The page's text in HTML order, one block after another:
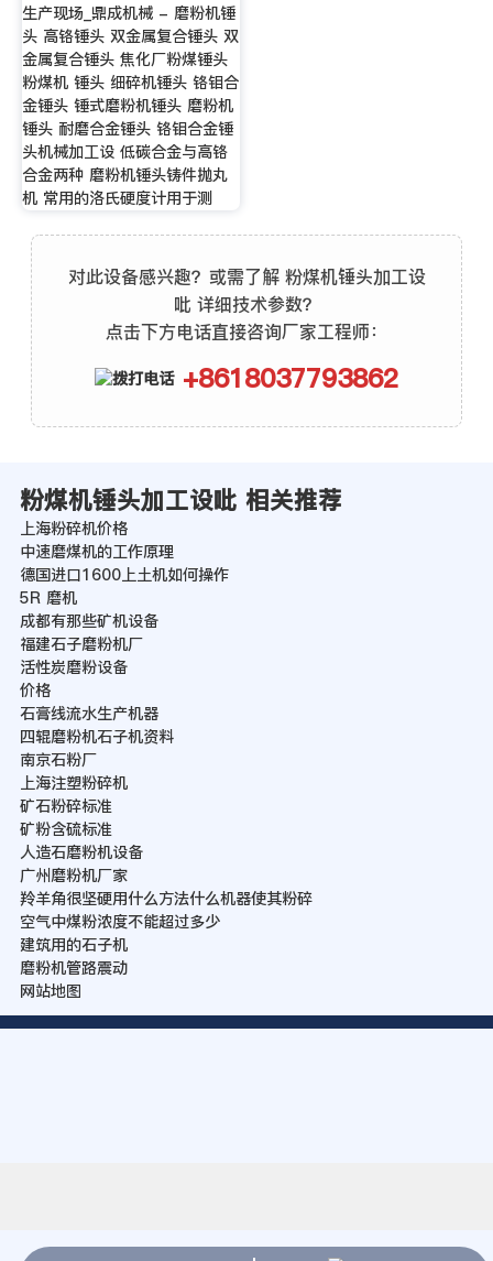
生产现场_鼎成机械 - 磨粉机锤
头 高铬锤头 双金属复合锤头 双
金属复合锤头 焦化厂粉煤锤头
粉煤机 锤头 细碎机锤头 铬钼合
金锤头 锤式磨粉机锤头 磨粉机
锤头 耐磨合金锤头 铬钼合金锤
头机械加工设 低碳合金与高铬
合金两种 磨粉机锤头铸件抛丸
机 常用的洛氏硬度计用于测
对此设备感兴趣？或需了解 粉煤机锤头加工设
吡 详细技术参数？
点击下方电话直接咨询厂家工程师：
+8618037793862
粉煤机锤头加工设吡 相关推荐
上海粉碎机价格
中速磨煤机的工作原理
德国进口1600上土机如何操作
5R 磨机
成都有那些矿机设备
福建石子磨粉机厂
活性炭磨粉设备
价格
石膏线流水生产机器
四辊磨粉机石子机资料
南京石粉厂
上海注塑粉碎机
矿石粉碎标准
矿粉含硫标准
人造石磨粉机设备
广州磨粉机厂家
羚羊角很坚硬用什么方法什么机器使其粉碎
空气中煤粉浓度不能超过多少
建筑用的石子机
磨粉机管路震动
网站地图